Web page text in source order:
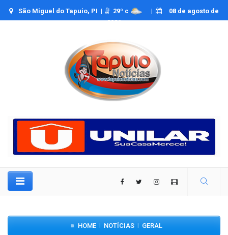
São Miguel do Tapuio, PI | 29º c |
08 de agosto de
2026
HOME NOTÍCIAS GERAL